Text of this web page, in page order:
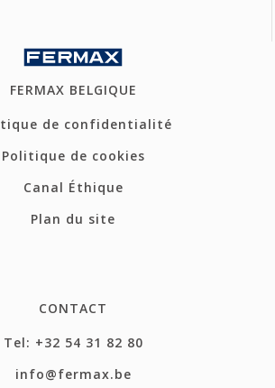
FERMAX BELGIQUE
de confidentialité
Politique de cookies
Canal Éthique
Plan du site
CONTACT
Tel: +32 54 31 82 80
info@fermax.be